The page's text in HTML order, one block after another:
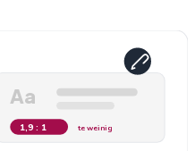
Aa
1,9 : 1 te weinig